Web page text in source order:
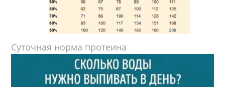
Суточная норма протеина